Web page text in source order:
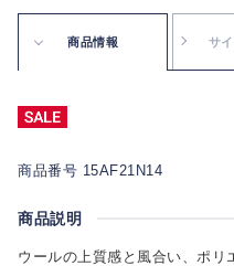
商品情報 サ
商品番号 15AF21N14
商品説明
ウールの上質感と風合い、ポリ